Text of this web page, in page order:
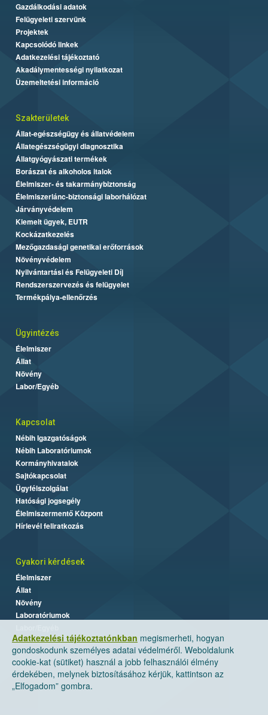
Adatkezelési tájékoztatónkban megismerheti, hogyan
gondoskodunk személyes adatai védelméről. Weboldalunk
cookie-kat (sütiket) használ a jobb felhasználói élmény
érdekében, melynek biztosításához kérjük, kattintson az
„Elfogadom” gombra.
Gazdálkodási adatok
Felügyeleti szervünk
Projektek
Kapcsolódó linkek
Adatkezelési tájékoztató
Akadálymentességi nyilatkozat
Üzemeltetési információ
Szakterületek
Állat-egészségügy és állatvédelem
Állategészségügyi diagnosztika
Állatgyógyászati termékek
Borászat és alkoholos italok
Élelmiszer- és takarmánybiztonság
Élelmiszerlánc-biztonsági laborhálózat
Járványvédelem
Kiemelt ügyek, EUTR
Kockázatkezelés
Mezőgazdasági genetikai erőforrások
Növényvédelem
Nyilvántartási és Felügyeleti Díj
Rendszerszervezés és felügyelet
Termékpálya-ellenőrzés
Ügyintézés
Élelmiszer
Állat
Növény
Labor/Egyéb
Kapcsolat
Nébih Igazgatóságok
Nébih Laboratóriumok
Kormányhivatalok
Sajtókapcsolat
Ügyfélszolgálat
Hatósági jogsegély
Élelmiszermentő Központ
Hírlevél feliratkozás
Gyakori kérdések
Élelmiszer
Állat
Növény
Laboratóriumok